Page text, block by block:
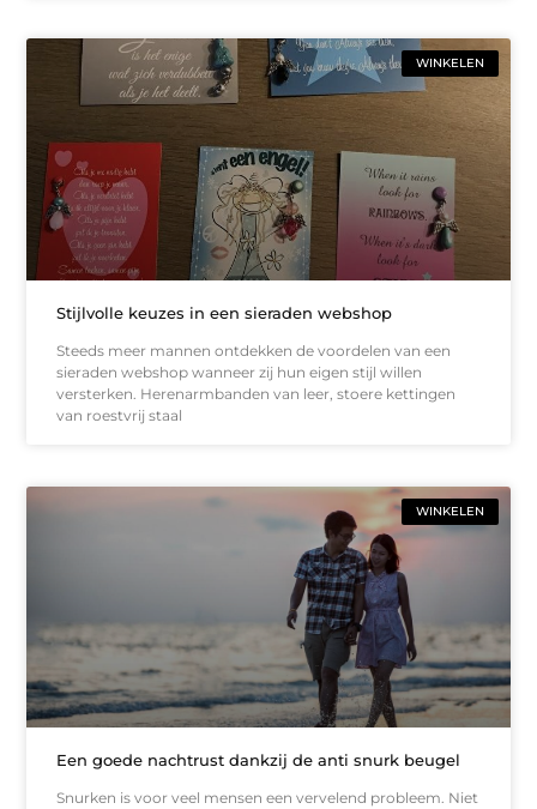
WINKELEN
Stijlvolle keuzes in een sieraden webshop
Steeds meer mannen ontdekken de voordelen van een
sieraden webshop wanneer zij hun eigen stijl willen
versterken. Herenarmbanden van leer, stoere kettingen
van roestvrij staal
WINKELEN
Een goede nachtrust dankzij de anti snurk beugel
Snurken is voor veel mensen een vervelend probleem. Niet